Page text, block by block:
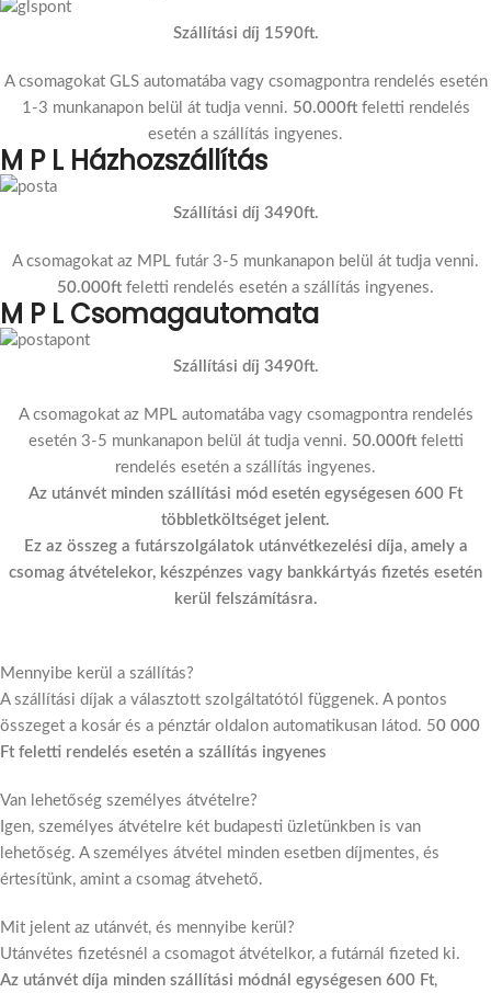
Szállítási díj 1590ft.
A csomagokat GLS automatába vagy csomagpontra rendelés esetén
1-3 munkanapon belül át tudja venni. 50.000ftfeletti rendelés
esetén a szállítás ingyenes.
M P L Házhozszállítás
Szállítási díj 3490ft.
A csomagokat az MPL futár 3-5 munkanapon belül át tudja venni.
50.000ft feletti rendelés esetén a szállítás ingyenes.
M P L Csomagautomata
Szállítási díj 3490ft.
A csomagokat az MPL automatába vagy csomagpontra rendelés
esetén 3-5 munkanapon belül át tudja venni. 50.000ftfeletti
rendelés esetén a szállítás ingyenes.
Az utánvét minden szállítási mód esetén egységesen 600 Ft
többletköltséget jelent.
Ez az összeg a futárszolgálatok utánvétkezelési díja, amely a
csomag átvételekor, készpénzes vagy bankkártyás fizetés esetén
kerül felszámításra.
Mennyibe kerül a szállítás?
A szállítási díjak a választott szolgáltatótól függenek. A pontos
összeget a kosár és a pénztár oldalon automatikusan látod. 50 000
Ft feletti rendelés esetén a szállítás ingyenes
Van lehetőség személyes átvételre?
Igen, személyes átvételre két budapesti üzletünkben is van
lehetőség. A személyes átvétel minden esetben díjmentes, és
értesítünk, amint a csomag átvehető.
Mit jelent az utánvét, és mennyibe kerül?
Utánvétes fizetésnél a csomagot átvételkor, a futárnál fizeted ki.
Az utánvét díja minden szállítási módnál egységesen 600 Ft,